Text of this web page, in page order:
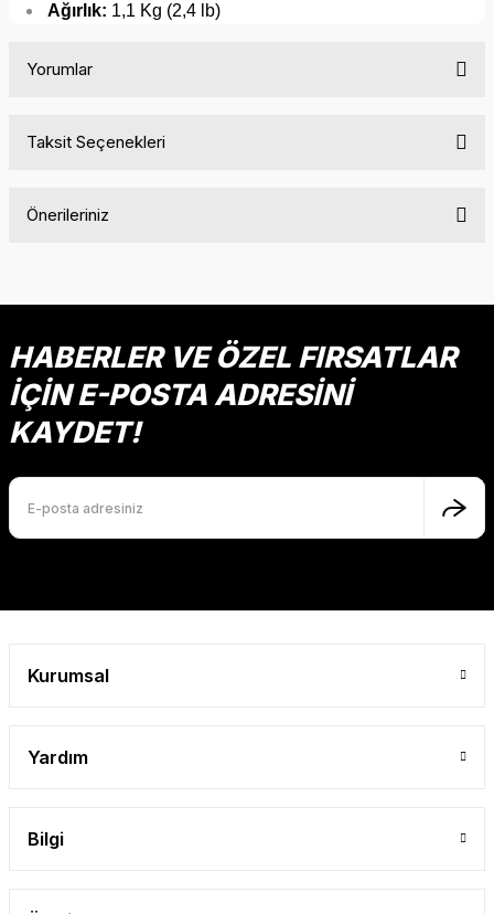
Ağırlık: 1,1 Kg (2,4 lb)
Yorumlar
Taksit Seçenekleri
Önerileriniz
Ürün resmi kalitesiz, bozuk veya görüntülenemiyor.
Ürün açıklamasında eksik bilgiler bulunuyor.
Ürün fiyatı diğer sitelerden daha pahalı.
Bu ürüne benzer farklı alternatifler olmalı.
HABERLER VE ÖZEL FIRSATLAR
İÇİN E-POSTA ADRESİNİ
KAYDET!
Kurumsal
Yardım
Bilgi